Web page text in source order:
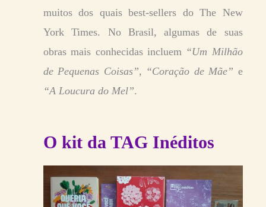
muitos dos quais best-sellers do The New
York Times. No Brasil, algumas de suas
obras mais conhecidas incluem “Um Milhão
de Pequenas Coisas”, “Coração de Mãe” e
“A Loucura do Mel”.
O kit da TAG Inéditos